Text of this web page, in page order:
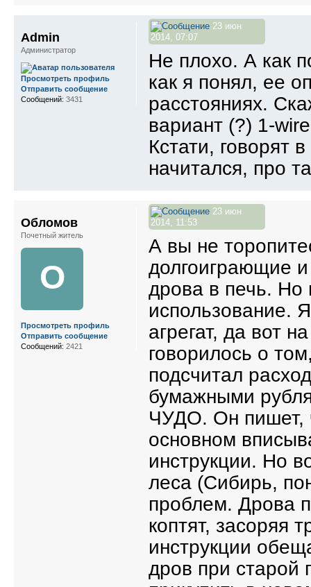
23 июн
2014, 07:07
Не плохо. А как
как я понял, ее
расстояниях.
вариант (?) 1-
Кстати, говорят
начитался, про
Admin
Администратор
Просмотреть профиль
Отправить сообщение
Сообщений: 3431
23 июн
2014, 11:53
А вы не
долгоиграющие
дрова в печь. Но
использование.
агрегат, да вот
говорилось о
подсчитал
бумажными
ЧУДО. Он пишет,
основном
инструкции. Но
леса (Сибирь,
проблем. Дрова
коптят, засоряя
инструкции
дров при старой
Обломов
Почетный житель
О
Просмотреть профиль
Отправить сообщение
Сообщений: 2421